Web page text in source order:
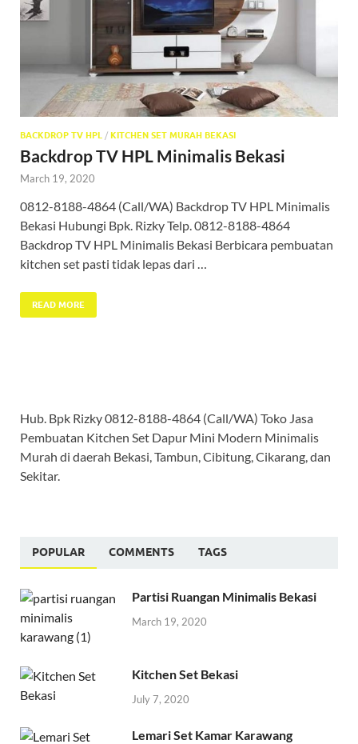
BACKDROP TV HPL / KITCHEN SET MURAH BEKASI
Backdrop TV HPL Minimalis Bekasi
March 19, 2020
0812-8188-4864 (Call/WA) Backdrop TV HPL Minimalis
Bekasi Hubungi Bpk. Rizky Telp. 0812-8188-4864
Backdrop TV HPL Minimalis Bekasi Berbicara pembuatan
kitchen set pasti tidak lepas dari …
READ MORE
Hub. Bpk Rizky 0812-8188-4864 (Call/WA) Toko Jasa
Pembuatan Kitchen Set Dapur Mini Modern Minimalis
Murah di daerah Bekasi, Tambun, Cibitung, Cikarang, dan
Sekitar.
POPULAR COMMENTS TAGS
Partisi Ruangan Minimalis Bekasi
March 19, 2020
Kitchen Set Bekasi
July 7, 2020
Lemari Set Kamar Karawang